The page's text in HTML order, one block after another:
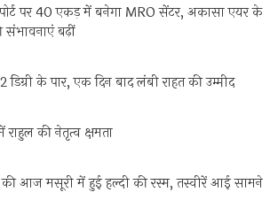
पर 40 एकड़ में बनेगा MRO सेंटर, अकासा एयर के
संभावनाएं बढ़ीं
डिग्री के पार, एक दिन बाद लंबी राहत की उम्मीद
की नेतृत्व क्षमता
की आज मसूरी में हुई हल्दी की रस्म, तस्वीरें आई सामने